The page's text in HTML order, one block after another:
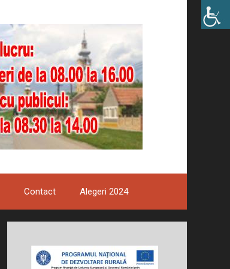
Contact Alegeri 2024